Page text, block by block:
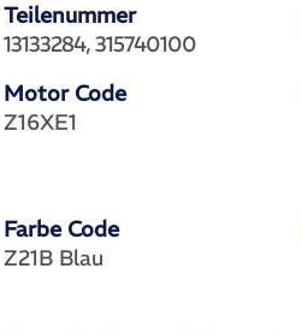
Teilenummer
13133284, 315740100
Motor Code
Z16XE1
Farbe Code
Z21B Blau